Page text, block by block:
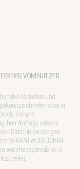
DER VOM NUTZER
Kästchen und
oder in
frei und
ihrer Anfrage seitens
Daten in die übrigen
VERANTWORTLICHEN
wahrheitsgemäß sind